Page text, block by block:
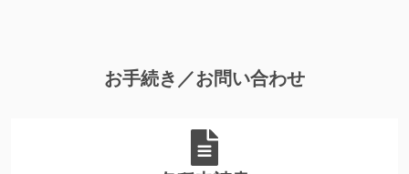
お手続き／お問い合わせ